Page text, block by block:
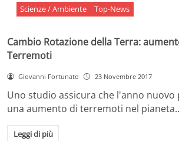
Scienze / Ambiente Top-News
Cambio Rotazione della Terra:
Terremoti
Giovanni Fortunato 23 Novembre 2017
Uno studio assicura che l'anno nuovo
una aumento di terremoti nel
Leggi di più